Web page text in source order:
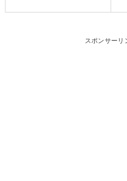
スポンサーリ